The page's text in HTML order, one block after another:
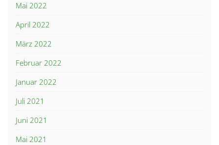
Mai 2022
April 2022
März 2022
Februar 2022
Januar 2022
Juli 2021
Juni 2021
Mai 2021